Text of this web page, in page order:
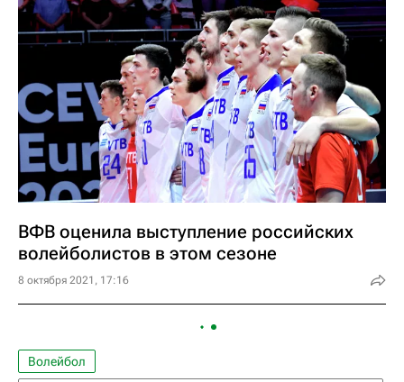
ВФВ оценила выступление российских
волейболистов в этом сезоне
8 октября 2021, 17:16
Волейбол